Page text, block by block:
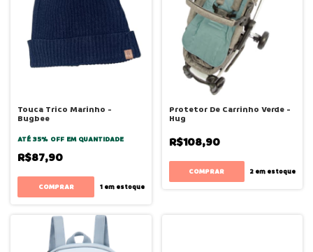
Touca Trico Marinho -
Bugbee
ATÉ 35% OFF EM QUANTIDADE
R$87,90
COMPRAR 1em estoque
Protetor De Carrinho Verde -
Hug
R$108,90
2 em estoque